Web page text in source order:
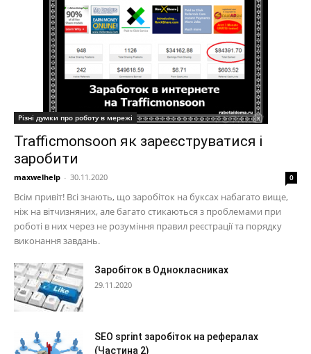
Різні думки про роботу в мережі
Trafficmonsoon як зареєструватися і
заробити
maxwelhelp - 30.11.2020 0
Всім привіт! Всі знають, що заробіток на буксах набагато вище,
ніж на вітчизняних, але багато стикаються з проблемами при
роботі в них через не розуміння правил реєстрації та порядку
виконання завдань.
Заробіток в Однокласниках
29.11.2020
SEO sprint заробіток на рефералах
(Частина 2)